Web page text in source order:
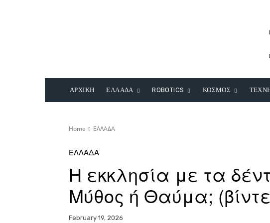
ΑΡΧΙΚΗ ΕΛΛΑΔΑ ROBOTICS ΚΟΣΜΟΣ
Home ΕΛΛΑΔΑ
ΕΛΛΑΔΑ
Η εκκλησία με τα
Μύθος ή Θαύμα;
February 19, 2026